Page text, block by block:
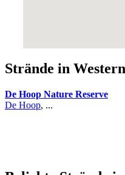
Strände in
De Hoop Nature Reserve
De Hoop, ...